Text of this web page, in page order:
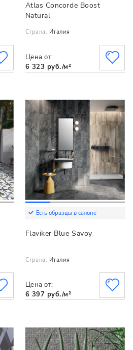
Atlas Concorde Boost
Natural
Страна: Италия
Цена от:
6 323 руб./м²
Есть образцы в салоне
Flaviker Blue Savoy
Страна: Италия
Цена от:
6 397 руб./м²